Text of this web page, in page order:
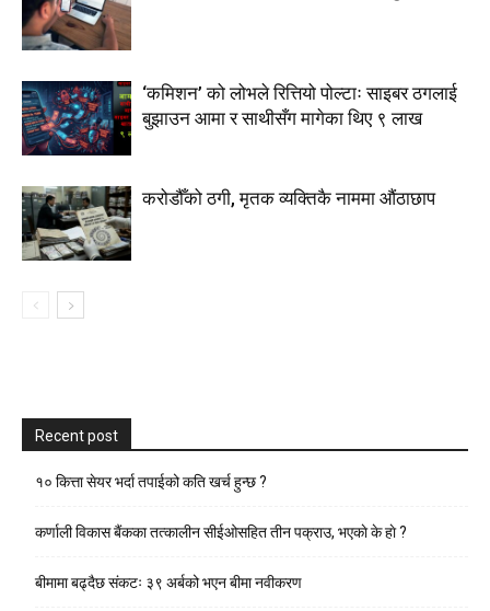
‘कमिशन’ को लोभले रित्तियो पोल्टाः साइबर ठगलाई
बुझाउन आमा र साथीसँग मागेका थिए ९ लाख
करोडौँको ठगी, मृतक व्यक्तिकै नाममा औंठाछाप
Recent post
१० कित्ता सेयर भर्दा तपाईको कति खर्च हुन्छ ?
कर्णाली विकास बैंकका तत्कालीन सीईओसहित तीन पक्राउ, भएकाे के हाे ?
बीमामा बढ्दैछ संकटः ३९ अर्बको भएन बीमा नवीकरण